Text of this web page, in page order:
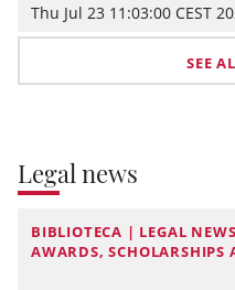
Thu Jul 23 11:03:00 CEST
SEE
Legal news
BIBLIOTECA | LEGAL
AWARDS, SCHOLARSHIPS